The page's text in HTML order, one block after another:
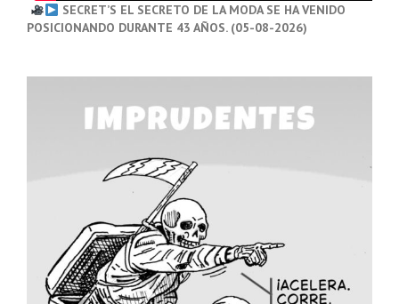
SECRET’S EL SECRETO DE LA MODA SE HA VENIDO
POSICIONANDO DURANTE 43 AÑOS. (05-08-2026)